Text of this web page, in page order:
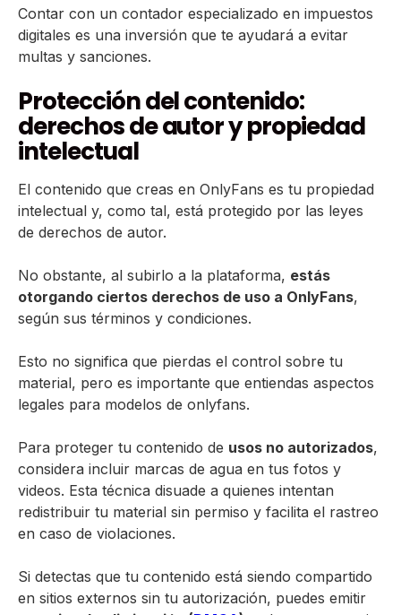
Contar con un contador especializado en impuestos
digitales es una inversión que te ayudará a evitar
multas y sanciones.
Protección del contenido:
derechos de autor y propiedad
intelectual
El contenido que creas en OnlyFans es tu propiedad
intelectual y, como tal, está protegido por las leyes
de derechos de autor.
No obstante, al subirlo a la plataforma, estás
otorgando ciertos derechos de uso a OnlyFans,
según sus términos y condiciones.
Esto no significa que pierdas el control sobre tu
material, pero es importante que entiendas aspectos
legales para modelos de onlyfans.
Para proteger tu contenido de usos no autorizados,
considera incluir marcas de agua en tus fotos y
videos. Esta técnica disuade a quienes intentan
redistribuir tu material sin permiso y facilita el rastreo
en caso de violaciones.
Si detectas que tu contenido está siendo compartido
en sitios externos sin tu autorización, puedes emitir